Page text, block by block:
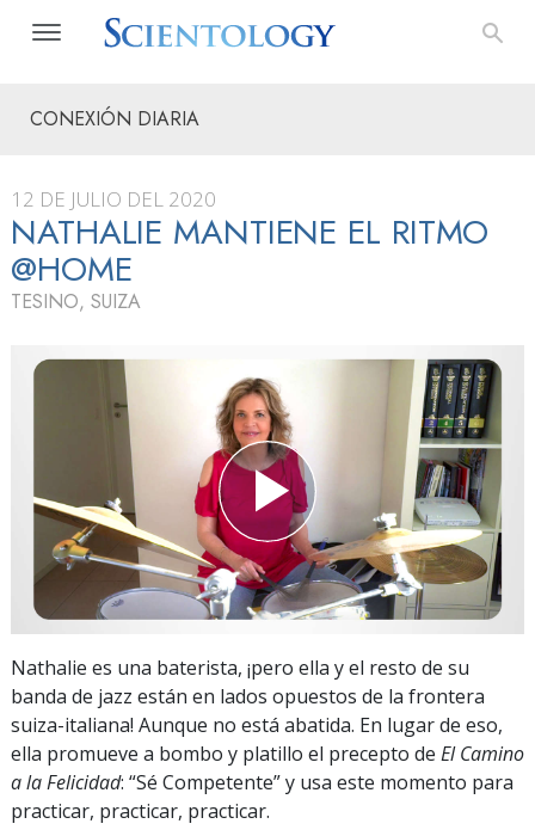
CONEXIÓN DIARIA
12 DE JULIO DEL 2020
NATHALIE MANTIENE EL RITMO
@HOME
TESINO, SUIZA
Nathalie es una baterista, ¡pero ella y el resto de su
banda de jazz están en lados opuestos de la frontera
suiza-italiana! Aunque no está abatida. En lugar de eso,
ella promueve a bombo y platillo el precepto de El Camino
a la Felicidad: “Sé Competente” y usa este momento para
practicar, practicar, practicar.